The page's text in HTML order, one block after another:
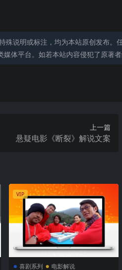
殊说明或标注，均为本站原创发布
体平台。如若本站内容侵犯了原著
上一篇
悬疑电影《断裂》解说文案
VIP
喜剧系列 电影解说